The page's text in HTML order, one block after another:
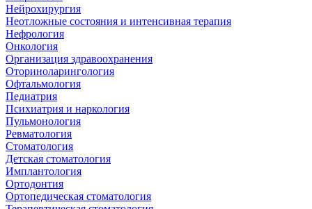
Нейрохирургия
Неотложные состояния и интенсивная терапия
Нефрология
Онкология
Организация здравоохранения
Оториноларингология
Офтальмология
Педиатрия
Психиатрия и наркология
Пульмонология
Ревматология
Стоматология
Детская стоматология
Имплантология
Ортодонтия
Ортопедическая стоматология